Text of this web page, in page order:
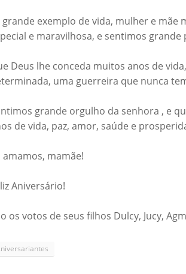
grande exemplo de vida, mulher e
e maravilhosa, e sentimos
Deus lhe conceda muitos anos de
uma guerreira que nunca
grande orgulho da senhora , e
de vida, paz, amor, saúde e
amamos, mamãe!
Aniversário!
os votos de seus filhos Dulcy, Jucy,